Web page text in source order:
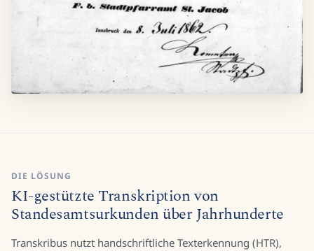
DIE LÖSUNG
KI-gestützte Transkription von
Standesamtsurkunden über Jahrhunderte
Transkribus nutzt handschriftliche Texterkennung (HTR),